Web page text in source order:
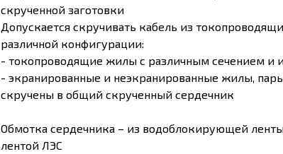
скрученной заготовки
Допускается скручивать кабель из
различной конфигурации:
- токопроводящие жилы с различным сечением и
- экранированные и неэкранированные жилы,
скручены в общий скрученный сердечник
Обмотка сердечника – из водоблокирующей
лентой ЛЭС